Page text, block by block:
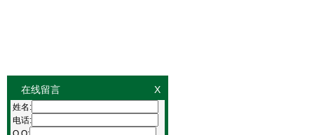
在线留言 X
姓名:
电话: